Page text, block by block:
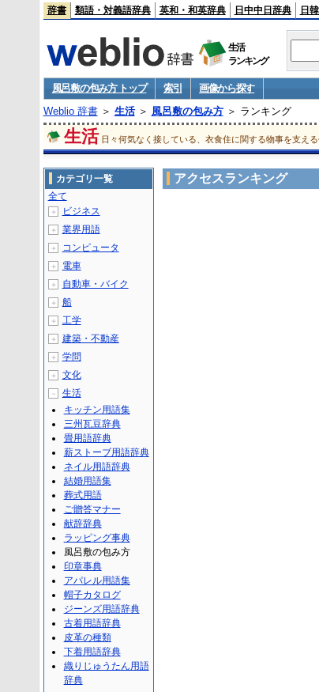
辞書 類語・対義語辞典 英和・和英辞典 日中中日辞典 日
生活
ランキング
風呂敷の包み方 トップ 索引
画像から探す
Weblio 辞書＞ 生活＞ 風呂敷の包み方＞ ランキング
生活 日々何気なく接している、衣食住に関する物事を支える
アクセスランキング
カテゴリ一覧
全て
＋ ビジネス
＋ 業界用語
＋ コンピュータ
＋ 電車
＋ 自動車・バイク
＋ 船
＋ 工学
＋ 建築・不動産
＋ 学問
＋ 文化
－
生活
キッチン用語集
三州瓦豆辞典
畳用語辞典
薪ストーブ用語辞典
ネイル用語辞典
結婚用語集
葬式用語
ご贈答マナー
献辞辞典
ラッピング事典
風呂敷の包み方
印章事典
アパレル用語集
帽子カタログ
ジーンズ用語辞典
古着用語辞典
皮革の種類
下着用語辞典
織りじゅうたん用語
辞典